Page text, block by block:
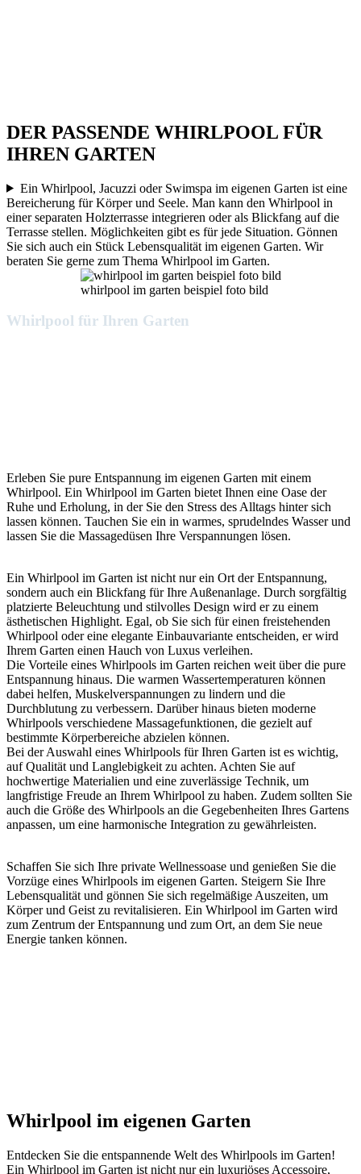
DER PASSENDE WHIRLPOOL FÜR
IHREN GARTEN
Ein Whirlpool, Jacuzzi oder Swimspa im eigenen Garten ist eine
Bereicherung für Körper und Seele. Man kann den Whirlpool in
einer separaten Holzterrasse integrieren oder als Blickfang auf die
Terrasse stellen. Möglichkeiten gibt es für jede Situation. Gönnen
Sie sich auch ein Stück Lebensqualität im eigenen Garten. Wir
beraten Sie gerne zum Thema Whirlpool im Garten.
whirlpool im garten beispiel foto bild
Whirlpool für Ihren Garten
Erleben Sie pure Entspannung im eigenen Garten mit einem
Whirlpool. Ein Whirlpool im Garten bietet Ihnen eine Oase der
Ruhe und Erholung, in der Sie den Stress des Alltags hinter sich
lassen können. Tauchen Sie ein in warmes, sprudelndes Wasser und
lassen Sie die Massagedüsen Ihre Verspannungen lösen.
Ein Whirlpool im Garten ist nicht nur ein Ort der Entspannung,
sondern auch ein Blickfang für Ihre Außenanlage. Durch sorgfältig
platzierte Beleuchtung und stilvolles Design wird er zu einem
ästhetischen Highlight. Egal, ob Sie sich für einen freistehenden
Whirlpool oder eine elegante Einbauvariante entscheiden, er wird
Ihrem Garten einen Hauch von Luxus verleihen.
Die Vorteile eines Whirlpools im Garten reichen weit über die pure
Entspannung hinaus. Die warmen Wassertemperaturen können
dabei helfen, Muskelverspannungen zu lindern und die
Durchblutung zu verbessern. Darüber hinaus bieten moderne
Whirlpools verschiedene Massagefunktionen, die gezielt auf
bestimmte Körperbereiche abzielen können.
Bei der Auswahl eines Whirlpools für Ihren Garten ist es wichtig,
auf Qualität und Langlebigkeit zu achten. Achten Sie auf
hochwertige Materialien und eine zuverlässige Technik, um
langfristige Freude an Ihrem Whirlpool zu haben. Zudem sollten Sie
auch die Größe des Whirlpools an die Gegebenheiten Ihres Gartens
anpassen, um eine harmonische Integration zu gewährleisten.
Schaffen Sie sich Ihre private Wellnessoase und genießen Sie die
Vorzüge eines Whirlpools im eigenen Garten. Steigern Sie Ihre
Lebensqualität und gönnen Sie sich regelmäßige Auszeiten, um
Körper und Geist zu revitalisieren. Ein Whirlpool im Garten wird
zum Zentrum der Entspannung und zum Ort, an dem Sie neue
Energie tanken können.
Whirlpool im eigenen Garten
Entdecken Sie die entspannende Welt des Whirlpools im Garten!
Ein Whirlpool im Garten ist nicht nur ein luxuriöses Accessoire,